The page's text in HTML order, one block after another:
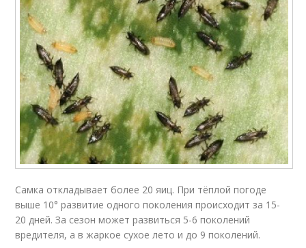
Самка откладывает более 20 яиц. При тёплой погоде
выше 10° развитие одного поколения происходит за 15-
20 дней. За сезон может развиться 5-6 поколений
вредителя, а в жаркое сухое лето и до 9 поколений.